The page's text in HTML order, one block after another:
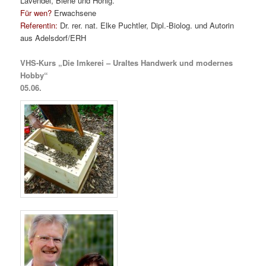
Für wen? Erwachsene
Referentin: Dr. rer. nat. Elke Puchtler, Dipl.-Biolog. und Autorin
aus Adelsdorf/ERH
VHS-Kurs „Die Imkerei – Uraltes Handwerk und modernes
Hobby“
05.06.